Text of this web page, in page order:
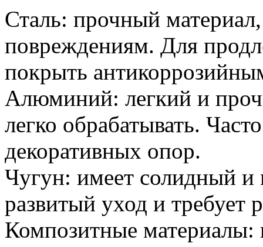
Сталь: прочный
повреждениям. Для
покрыть
Алюминий: легкий и
легко обрабатывать.
декоративных опор.
Чугун: имеет солидный и
развитый уход и требует
Композитные материалы: